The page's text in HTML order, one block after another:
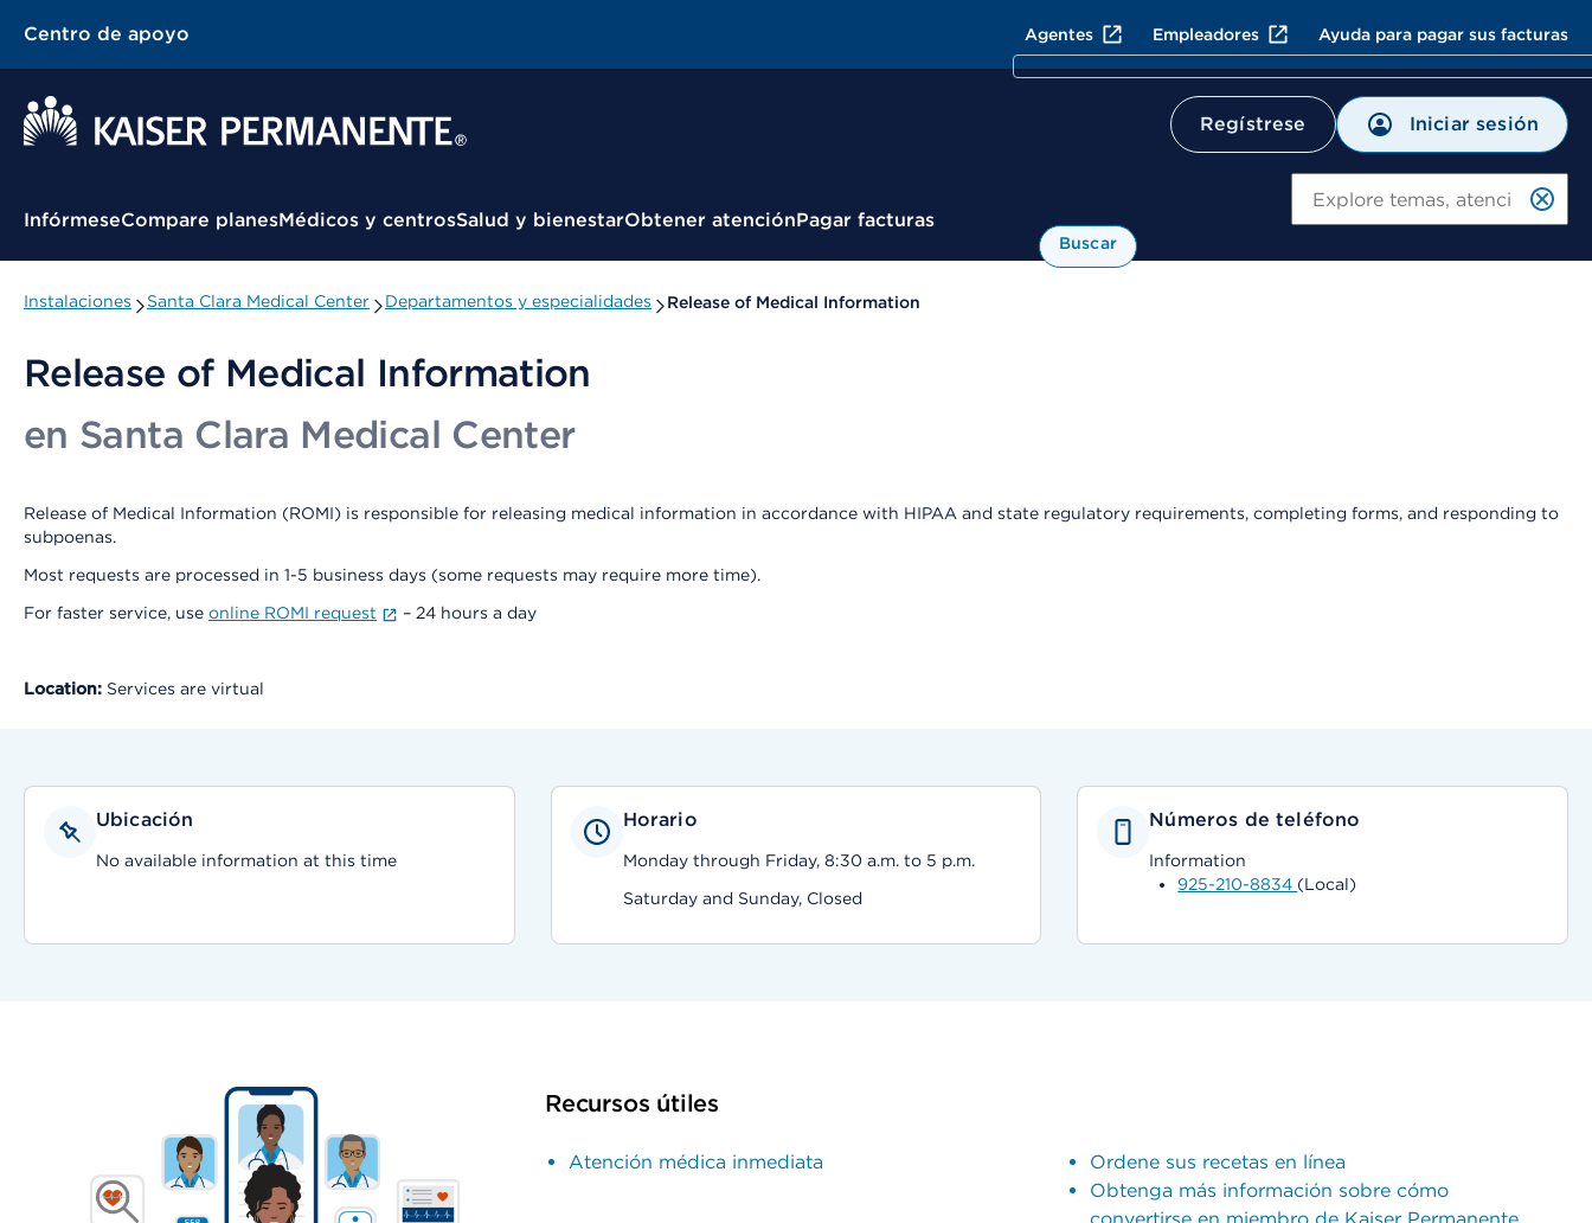
Centro de apoyo Agentes Empleadores Ayuda para pagar sus facturas
Regístrese Iniciar sesión
Menú contextual
InfórmeseCompare planesMédicos y centrosSalud y bienestarObtener atenciónPagar facturas
Buscar
Instalaciones Santa Clara Medical Center Departamentos y especialidades Release of Medical Information
Release of Medical Information
en Santa Clara Medical Center
Release of Medical Information (ROMI) is responsible for releasing medical information in accordance with HIPAA and state regulatory requirements, completing forms, and responding to
subpoenas.
Most requests are processed in 1-5 business days (some requests may require more time).
For faster service, use online ROMI request – 24 hours a day
Location: Services are virtual
Ubicación
No available information at this time
Horario
Monday through Friday, 8:30 a.m. to 5 p.m.
Saturday and Sunday, Closed
Números de teléfono
Information
925-210-8834 (Local)
Recursos útiles
Atención médica inmediata
Ordene sus recetas en línea
Obtenga más información sobre cómo